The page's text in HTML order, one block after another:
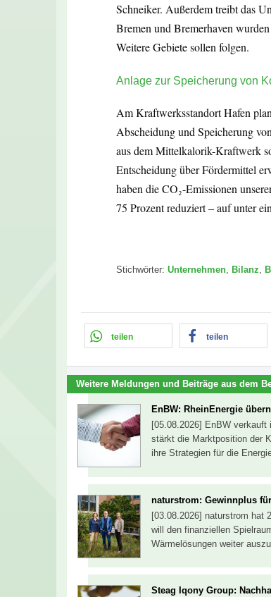
Schneiker. Außerdem treibt das
Bremen und Bremerhaven
Weitere Gebiete sollen folgen.
Anlage zur Speicherung von
Am Kraftwerksstandort Hafen
Abscheidung und Speicherung
aus dem Mittelkalorik-Kraftwerk
Entscheidung über Fördermittel
haben die CO₂-Emissionen
75 Prozent reduziert – auf unter
Stichwörter: Unternehmen Bilanz
teilen teilen
Weitere Meldungen und Beiträge aus dem
EnBW: RheinEnergie
[05.08.2026] EnBW
stärkt die Marktposition der
ihre Strategien für die
naturstrom: Gewinnplus
[03.08.2026] naturstrom hat
will den finanziellen
Wärmelösungen weiter
Steag Iqony Group: